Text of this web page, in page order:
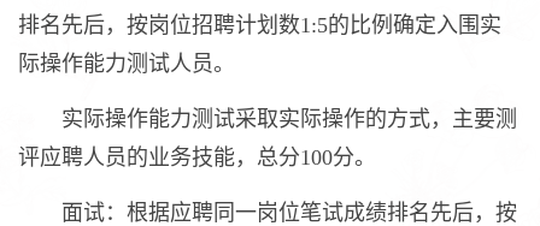
排名先后，按岗位招聘计划数1:5的比例确定入围实
际操作能力测试人员。
实际操作能力测试采取实际操作的方式，主要测
评应聘人员的业务技能，总分100分。
面试：根据应聘同一岗位笔试成绩排名先后，按